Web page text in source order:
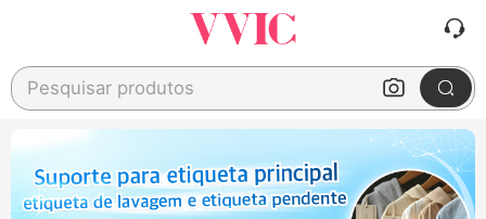
Pesquisar produtos